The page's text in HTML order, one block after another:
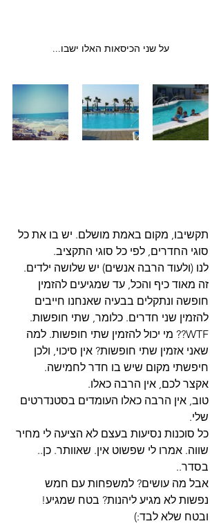
על שני הכיסאות האלו ישבו...
תקשיבו, מקום באמת מושלם. יש בו את כל
סוגי החדרים, לפי כל סוגי התקציב.
לנו (ולעוד הרבה אנשים) יש שלושה ילדים.
זה מאוד כיף והכל, עד שמגיעים להזמין
חופשה ונתקלים בבעיה שאנחנו חייבים
להזמין שני חדרים. כלומר, שתי חופשות.
WTF?? מי יכול להזמין שתי חופשות. למה
שאני אזמין שתי חופשות? אין סיכוי, ולכן
חיפשתי מקום שיש בו חדר לחמישה.
אקצר לכם, אין הרבה כאלו.
טוב, אין הרבה כאלו העומדים בסטנדרטים
שלי.
כל סוכנות נסיעות בעצם לא הציעה לי מחיר
שווה. אמרו לי שפשוט אין. שאוותר. כן..
בסדר..
אבל מה עושים? למשפחות עם חמש
נפשות לא מגיע ליהנות? בטח שמגיע!
ובטח שלא לבד:)